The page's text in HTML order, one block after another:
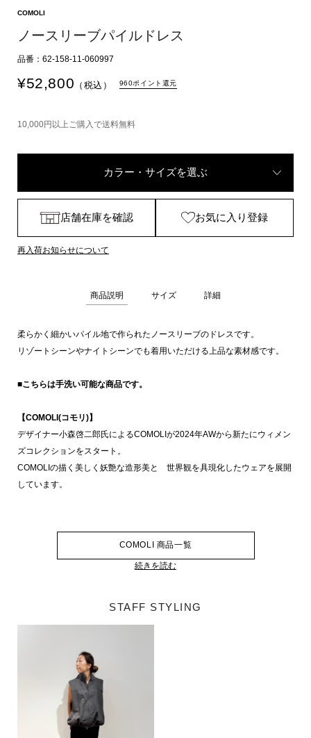
COMOLI
ノースリーブパイルドレス
品番：62-158-11-060997
¥52,800 （税込） 960ポイント還元
10,000円以上ご購入で送料無料
カラー・サイズを選ぶ
店舗在庫を確認 お気に入り登録
再入荷お知らせについて
商品説明 サイズ 詳細
柔らかく細かいパイル地で作られたノースリーブのドレスです。
リゾートシーンやナイトシーンでも着用いただける上品な素材感です。
■こちらは手洗い可能な商品です。
【COMOLI(コモリ)】
デザイナー小森啓二郎氏によるCOMOLIが2024年AWから新たにウィメン
ズコレクションをスタート。
COMOLIの描く美しく妖艶な造形美と 世界観を具現化したウェアを展開
しています。
COMOLI 商品一覧
続きを読む
STAFF STYLING